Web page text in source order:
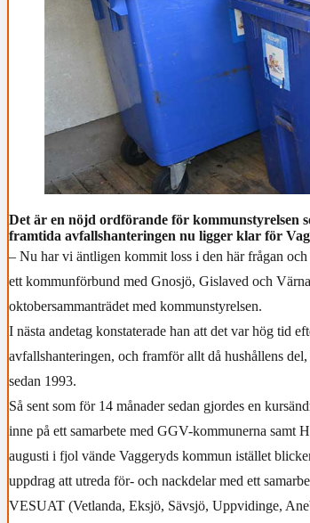
Det är en nöjd ordförande för kommunstyrelsen
framtida avfallshanteringen nu ligger klar för
– Nu har vi äntligen kommit loss i den här frågan
ett kommunförbund med Gnosjö, Gislaved och
oktobersammanträdet med kommunstyrelsen.
I nästa andetag konstaterade han att det var hög tid
avfallshanteringen, och framför allt då hushållens
sedan 1993.
Så sent som för 14 månader sedan gjordes en
inne på ett samarbete med GGV-kommunerna samt
augusti i fjol vände Vaggeryds kommun istället
uppdrag att utreda för- och nackdelar med ett
VESUAT (Vetlanda, Eksjö, Sävsjö, Uppvidinge,